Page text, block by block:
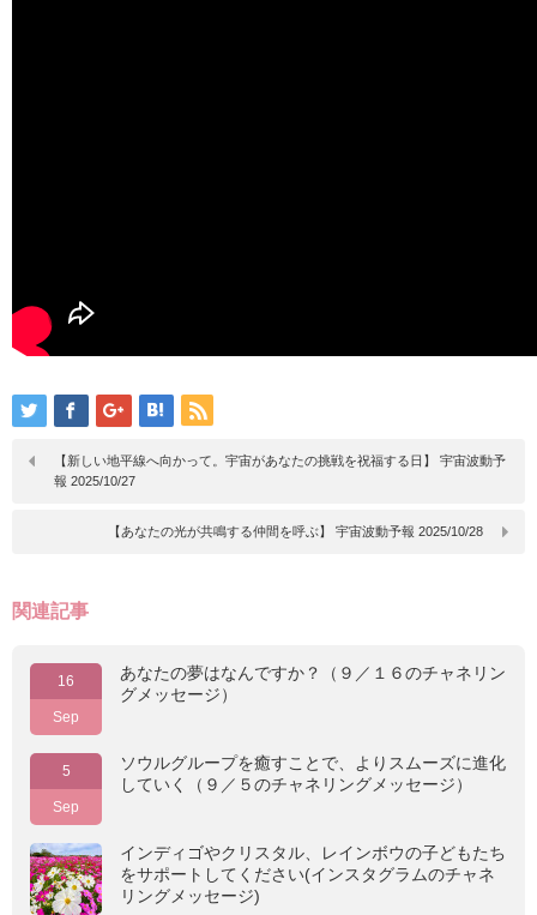
【新しい地平線へ向かって。宇宙があなたの挑戦を祝福する日】 宇宙波動予
報 2025/10/27
【あなたの光が共鳴する仲間を呼ぶ】 宇宙波動予報 2025/10/28
関連記事
16
Sep
あなたの夢はなんですか？（９／１６のチャネリン
グメッセージ）
5
Sep
ソウルグループを癒すことで、よりスムーズに進化
していく（９／５のチャネリングメッセージ）
インディゴやクリスタル、レインボウの子どもたち
をサポートしてください(インスタグラムのチャネ
リングメッセージ)